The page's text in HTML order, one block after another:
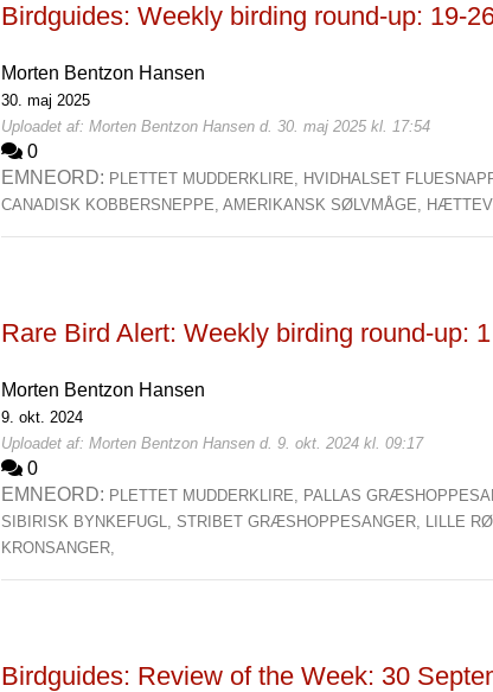
Birdguides: Weekly birding round-up: 19-
Morten Bentzon Hansen
30. maj 2025
Uploadet af: Morten Bentzon Hansen d. 30. maj 2025 kl. 17:54
0
EMNEORD: PLETTET MUDDERKLIRE, HVIDHALSET
CANADISK KOBBERSNEPPE,AMERIKANSK SØLVMÅGE,
Rare Bird Alert: Weekly birding round-up:
Morten Bentzon Hansen
9. okt. 2024
Uploadet af: Morten Bentzon Hansen d. 9. okt. 2024 kl. 09:17
0
EMNEORD: PLETTET MUDDERKLIRE, PALLAS
SIBIRISK BYNKEFUGL, STRIBET GRÆSHOPPESANGER, LILLE
KRONSANGER,
Birdguides: Review of the Week: 30